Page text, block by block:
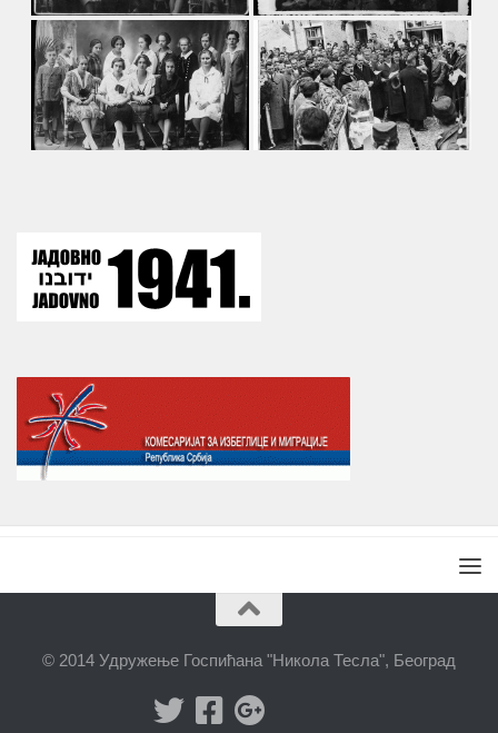
© 2014 Удружење Госпићана "Никола Тесла", Београд